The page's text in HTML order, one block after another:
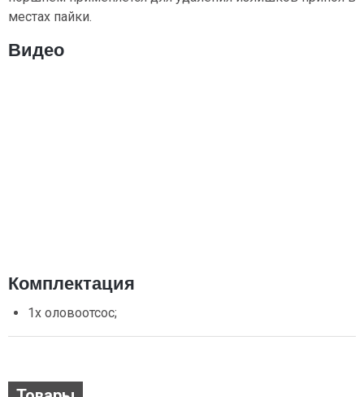
местах пайки.
Видео
Комплектация
1х оловоотсос;